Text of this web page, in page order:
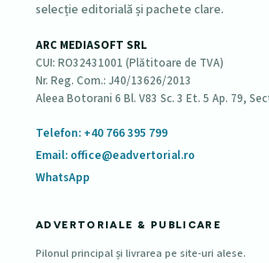
selecție editorială și pachete clare.
ARC MEDIASOFT SRL
CUI: RO32431001 (Plătitoare de TVA)
Nr. Reg. Com.: J40/13626/2013
Aleea Botorani 6 Bl. V83 Sc. 3 Et. 5 Ap. 79,
Telefon: +40 766 395 799
Email: office@eadvertorial.ro
WhatsApp
ADVERTORIALE & PUBLICARE
Pilonul principal și livrarea pe site-uri alese.